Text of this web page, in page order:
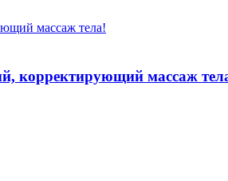
корректирующий массаж